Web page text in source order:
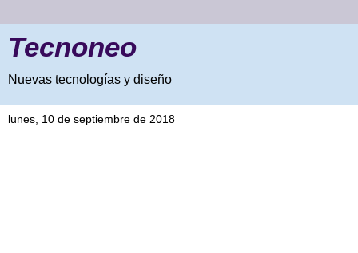
Tecnoneo
Nuevas tecnologías y diseño
lunes, 10 de septiembre de 2018